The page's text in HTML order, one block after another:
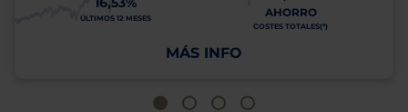
ÚLTIMOS 12 MESES AHORRO
COSTES TOTALES(*)
MÁS INFO